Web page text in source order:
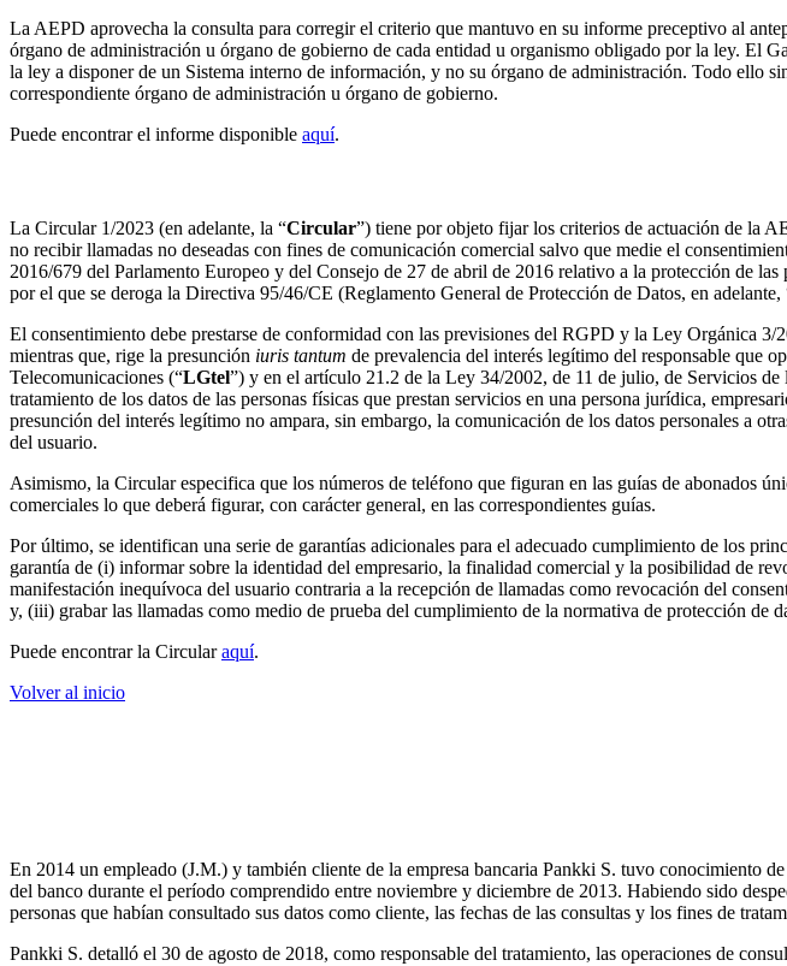
La AEPD aprovecha la consulta para corregir el criterio que mantuvo en su informe preceptivo al
órgano de administración u órgano de gobierno de cada entidad u organismo obligado por la ley. El
la ley a disponer de un Sistema interno de información, y no su órgano de administración. Todo ello
correspondiente órgano de administración u órgano de gobierno.
Puede encontrar el informe disponible aquí.
La Circular 1/2023 (en adelante, la “Circular”) tiene por objeto fijar los criterios de actuación de la
no recibir llamadas no deseadas con fines de comunicación comercial salvo que medie el
2016/679 del Parlamento Europeo y del Consejo de 27 de abril de 2016 relativo a la protección de
por el que se deroga la Directiva 95/46/CE (Reglamento General de Protección de Datos, en adelante,
El consentimiento debe prestarse de conformidad con las previsiones del RGPD y la Ley Orgánica
mientras que, rige la presunción iuris tantum de prevalencia del interés legítimo del responsable que
Telecomunicaciones (“LGtel”) y en el artículo 21.2 de la Ley 34/2002, de 11 de julio, de Servicios
tratamiento de los datos de las personas físicas que prestan servicios en una persona jurídica,
presunción del interés legítimo no ampara, sin embargo, la comunicación de los datos personales a
del usuario.
Asimismo, la Circular especifica que los números de teléfono que figuran en las guías de abonados
comerciales lo que deberá figurar, con carácter general, en las correspondientes guías.
Por último, se identifican una serie de garantías adicionales para el adecuado cumplimiento de los
garantía de (i) informar sobre la identidad del empresario, la finalidad comercial y la posibilidad de
manifestación inequívoca del usuario contraria a la recepción de llamadas como revocación del
y, (iii) grabar las llamadas como medio de prueba del cumplimiento de la normativa de protección de
Puede encontrar la Circularaquí.
Volver al inicio
En 2014 un empleado (J.M.) y también cliente de la empresa bancaria Pankki S. tuvo conocimiento
del banco durante el período comprendido entre noviembre y diciembre de 2013. Habiendo sido
personas que habían consultado sus datos como cliente, las fechas de las consultas y los fines de
Pankki S. detalló el 30 de agosto de 2018, como responsable del tratamiento, las operaciones de